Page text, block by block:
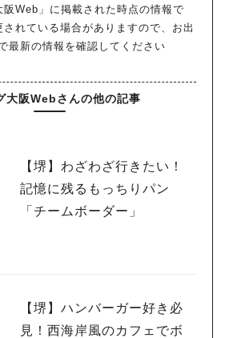
阪Web」に掲載された時点の情報で
れている場合がありますので、お出
最新の情報を確認してください
大阪Webさんの他の記事
【堺】わざわざ行きたい！
記憶に残るもっちりパン
「チームボーダー」
【堺】ハンバーガー好き必
見！西海岸風のカフェでボ